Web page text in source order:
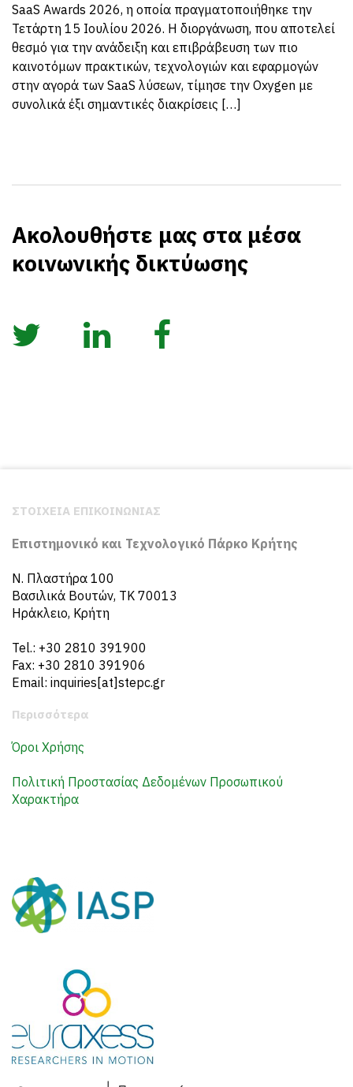
SaaS Awards 2026, η οποία πραγματοποιήθηκε την
Τετάρτη 15 Ιουλίου 2026. Η διοργάνωση, που αποτελεί
θεσμό για την ανάδειξη και επιβράβευση των πιο
καινοτόμων πρακτικών, τεχνολογιών και εφαρμογών
στην αγορά των SaaS λύσεων, τίμησε την Oxygen με
συνολικά έξι σημαντικές διακρίσεις […]
Ακολουθήστε μας στα μέσα
κοινωνικής δικτύωσης
ΣΤΟΙΧΕΙΑ ΕΠΙΚΟΙΝΩΝΙΑΣ
Επιστημονικό και Τεχνολογικό Πάρκο Κρήτης
N. Πλαστήρα 100
Βασιλικά Βουτών, ΤΚ 70013
Ηράκλειο, Κρήτη
Tel.: +30 2810 391900
Fax: +30 2810 391906
Email: inquiries[at]stepc.gr
Περισσότερα
Όροι Χρήσης
Πολιτική Προστασίας Δεδομένων Προσωπικού
Χαρακτήρα